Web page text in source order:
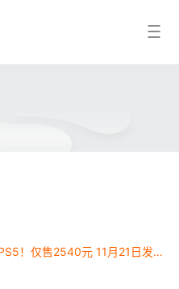
索尼公布日本特供版PS5！仅售2540元 11月21日发售 - 爱游戏app体育